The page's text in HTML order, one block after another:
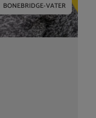
BONEBRIDGE-VATER